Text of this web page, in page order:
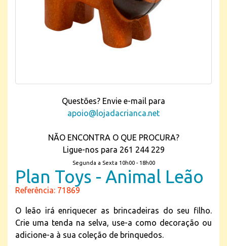
Questões? Envie e-mail para
apoio@lojadacrianca.net
NÃO ENCONTRA O QUE PROCURA?
Ligue-nos para 261 244 229
Segunda a Sexta 10h00 - 18h00
Plan Toys - Animal Leão
Referência: 71869
O leão irá enriquecer as brincadeiras do seu filho.
Crie uma tenda na selva, use-a como decoração ou
adicione-a à sua coleção de brinquedos.